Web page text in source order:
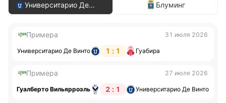
Университарио Де
Винто
Блуминг
Примера 31 июля 2026
Университарио Де Винто 1 : 1 Гуабира
Примера 27 июля 2026
Гуалберто Вильярроэль 2 : 1 Университарио Де Винто